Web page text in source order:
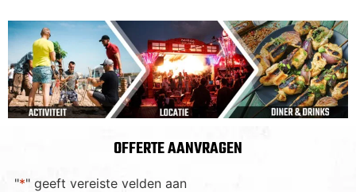
OFFERTE AANVRAGEN
"*" geeft vereiste velden aan